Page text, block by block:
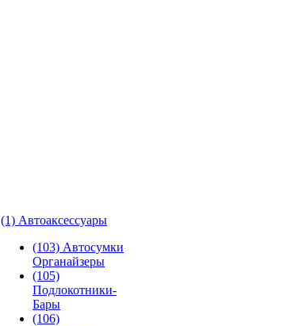
(1) Автоаксессуары
(103) Автосумки
Органайзеры
(105)
Подлокотники-
Бары
(106)